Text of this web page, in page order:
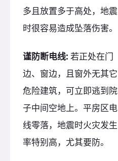
多且放置多于高处，地震
时很容易造成坠落伤害。
谨防断电线: 若正处在门
边、窗边，且窗外无其它
危险建筑，可立即逃到院
子中间空地上。平房区电
线零落，地震时火灾发生
率特别高，尤其要防。